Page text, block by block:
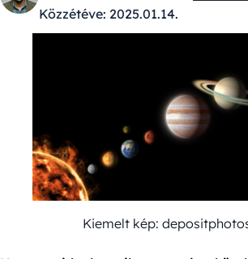
Közzétéve: 2025.01.14.
Kiemelt kép: